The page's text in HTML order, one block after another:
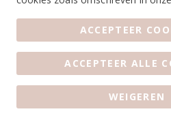
Woensdag: 10.00 -
Donderdag: 10.00 -
Vrijdag: 10.00 - 17.00u
Zaterdag: 10.00 -
Zondag: Gesloten
ACCEPTEER
ACCEPTEER ALLE
WEIGEREN